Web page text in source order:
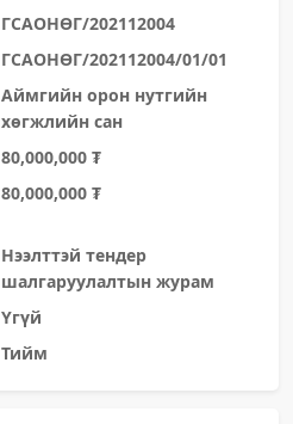
ГСАОНӨГ/202112004
ГСАОНӨГ/202112004/01/01
Аймгийн орон нутгийн
хөгжлийн сан
80,000,000 ₮
80,000,000 ₮
Нээлттэй тендер
шалгаруулалтын журам
Үгүй
Тийм